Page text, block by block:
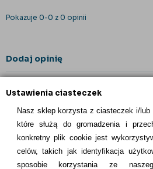
Ustawienia ciasteczek
Nasz sklep korzysta z ciasteczek i/lub
które służą do gromadzenia i
konkretny plik cookie jest
celów, takich jak identyfikacja
sposobie korzystania ze
Pokazuje 0-0 z 0 opinii
Dodaj opinię
INFORMACJE